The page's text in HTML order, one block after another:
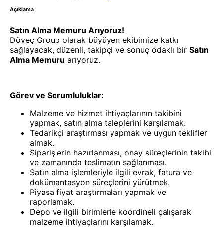
Açıklama
Satın Alma Memuru Arıyoruz!
Döveç Group olarak büyüyen ekibimize katkı
sağlayacak, düzenli, takipçi ve sonuç odaklı bir Satın
Alma Memuru arıyoruz.
Görev ve Sorumluluklar:
Malzeme ve hizmet ihtiyaçlarının takibini
yapmak, satın alma taleplerini karşılamak.
Tedarikçi araştırması yapmak ve uygun teklifler
almak.
Siparişlerin hazırlanması, onay süreçlerinin takibi
ve zamanında teslimatın sağlanması.
Satın alma işlemleriyle ilgili evrak, fatura ve
dokümantasyon süreçlerini yürütmek.
Piyasa fiyat araştırmaları yapmak ve
raporlamak.
Depo ve ilgili birimlerle koordineli çalışarak
malzeme ihtiyaçlarını karşılamak.